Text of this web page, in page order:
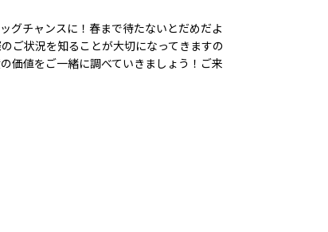
グチャンスに！春まで待たないとだめだよ
ご状況を知ることが大切になってきますの
価値をご一緒に調べていきましょう！ご来